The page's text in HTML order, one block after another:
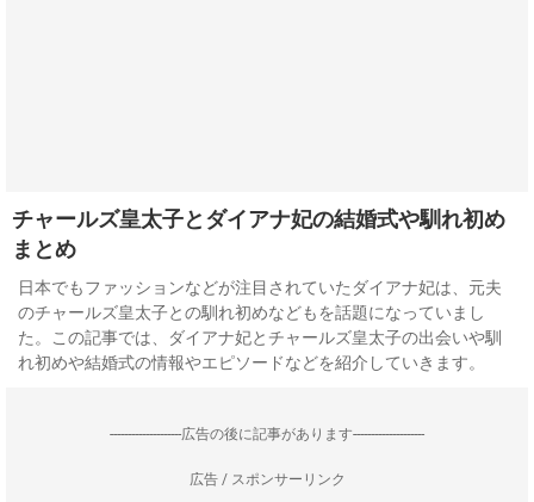
チャールズ皇太子とダイアナ妃の結婚式や馴れ初め
まとめ
日本でもファッションなどが注目されていたダイアナ妃は、元夫
のチャールズ皇太子との馴れ初めなどもを話題になっていまし
た。この記事では、ダイアナ妃とチャールズ皇太子の出会いや馴
れ初めや結婚式の情報やエピソードなどを紹介していきます。
--------------------広告の後に記事があります--------------------
広告 / スポンサーリンク